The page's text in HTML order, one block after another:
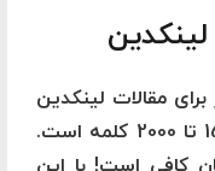
مقالات لینکدین
110000 کاراکتر و بین بین 1500 تا 2000 کلمه است.